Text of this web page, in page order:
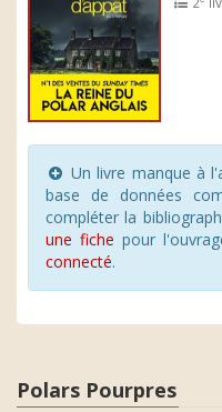
Un livre manque à
base de données
compléter la
une fiche pour
connecté.
Polars Pourpres